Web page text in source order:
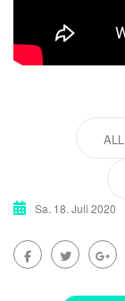
Sa. 18. Juli 2020